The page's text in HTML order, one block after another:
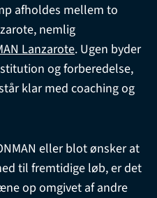
afholdes mellem to
nemlig
Lanzarote. Ugen byder
og forberedelse,
klar med coaching og
eller blot ønsker at
til fremtidige løb, er det
op omgivet af andre